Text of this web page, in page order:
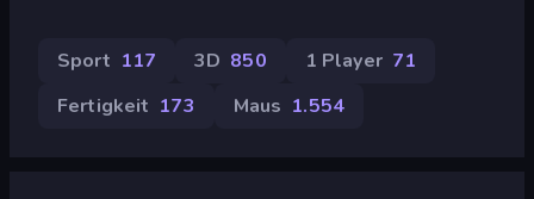
Sport 117 3D 850 1 Player 71
Fertigkeit 173 Maus 1.554